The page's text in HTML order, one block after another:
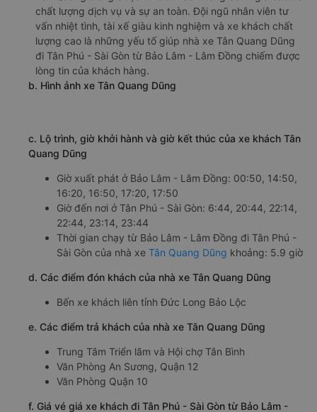
Văn phòng xe Điền Linh Limousine ở Bảo Lâm - Lâm
Đồng:
Xem địa chỉ văn phòng nhà xe Điền Linh Limousine:
https://vexere.com/vi-VN/xe-dien-linh-limousine
Số điện thoại đặt mua vé xe Bảo Lâm - Lâm Đồng
Tân Phú - Sài Gòn:1900 888684
a. Giới thiệu xe Tân Quang Dũng
Tân Quang Dũng được nhiều khách hàng đánh giá cao về
chất lượng dịch vụ và sự an toàn. Đội ngũ nhân viên tư
vấn nhiệt tình, tài xế giàu kinh nghiệm và xe khách chất
lượng cao là những yếu tố giúp nhà xe Tân Quang Dũng
đi Tân Phú - Sài Gòn từ Bảo Lâm - Lâm Đồng chiếm được
lòng tin của khách hàng.
c. Lộ trình, giờ khởi hành và giờ kết thúc của xe khách Tân
Giờ xuất phát ở Bảo Lâm - Lâm Đồng: 00:50, 14:50,
16:20, 16:50, 17:20, 17:50
Giờ đến nơi ở Tân Phú - Sài Gòn: 6:44, 20:44, 22:14,
22:44, 23:14, 23:44